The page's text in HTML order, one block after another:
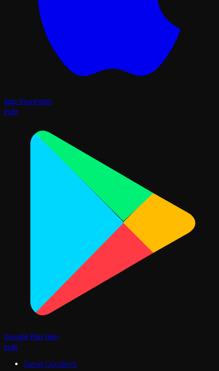
App Store'dan
İndir
Google Play'den
İndir
Sanat Gündemi